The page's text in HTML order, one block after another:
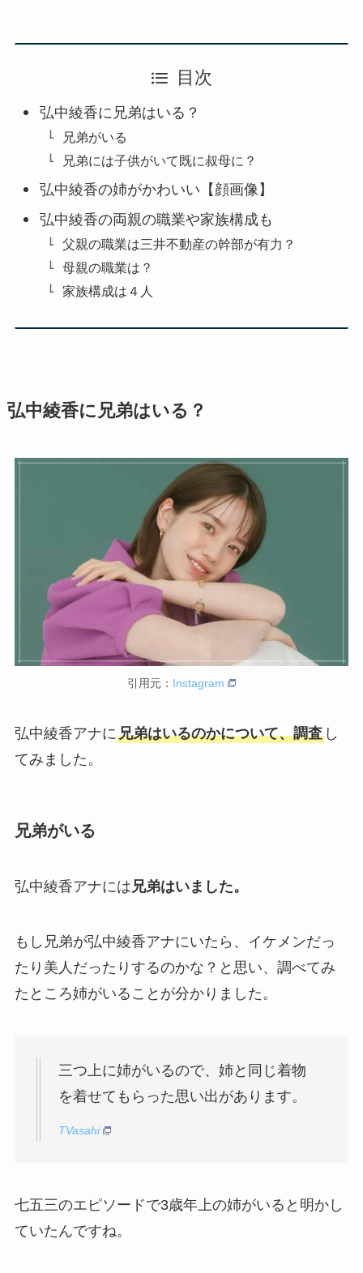
目次
弘中綾香に兄弟はいる？
兄弟がいる
兄弟には子供がいて既に叔母に？
弘中綾香の姉がかわいい【顔画像】
弘中綾香の両親の職業や家族構成も
父親の職業は三井不動産の幹部が有力？
母親の職業は？
家族構成は４人
弘中綾香に兄弟はいる？
引用元： Instagram
弘中綾香アナに兄弟はいるのかについて、調査し
てみました。
兄弟がいる
弘中綾香アナには兄弟はいました。
もし兄弟が弘中綾香アナにいたら、イケメンだっ
たり美人だったりするのかな？と思い、調べてみ
たところ姉がいることが分かりました。
三つ上に姉がいるので、姉と同じ着物
を着せてもらった思い出があります。
TVasahi
七五三のエピソードで3歳年上の姉がいると明かし
ていたんですね。